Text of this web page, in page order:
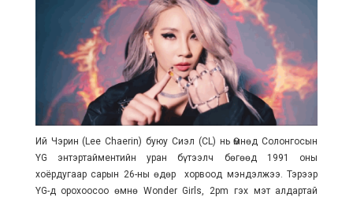
Ий Чэрин (Lee Chaerin) буюу Сиэл (CL) нь Өмнөд Солонгосын
YG энтэртайментийн уран бүтээлч бөгөөд 1991 оны
хоёрдугаар сарын 26-ны өдөр хорвоод мэндэлжээ. Тэрээр
YG-д орохоосоо өмнө Wonder Girls, 2pm гэх мэт алдартай